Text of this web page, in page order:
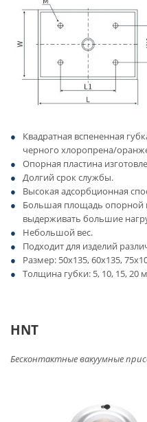
Квадратная вспененная
черного хлоропрена/
Опорная пластина
Долгий срок службы.
Высокая адсорбционная
Большая площадь опорной
выдерживать большие
Небольшой вес.
Подходит для изделий
Размер: 50х135, 60х135,
Толщина губки: 5, 10, 15, 20
HNT
Бесконтактные вакуумные